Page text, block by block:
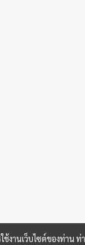
านเว็บไซต์ของท่าน ท่